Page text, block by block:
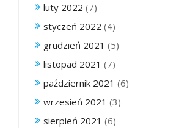
luty 2022 (7)
styczeń 2022 (4)
grudzień 2021 (5)
listopad 2021 (7)
październik 2021 (6)
wrzesień 2021 (3)
sierpień 2021 (6)